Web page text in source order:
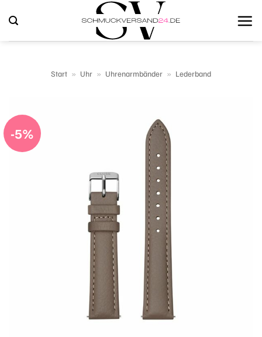
Inhalt
springen
Start » Uhr » Uhrenarmbänder » Lederband
-5%